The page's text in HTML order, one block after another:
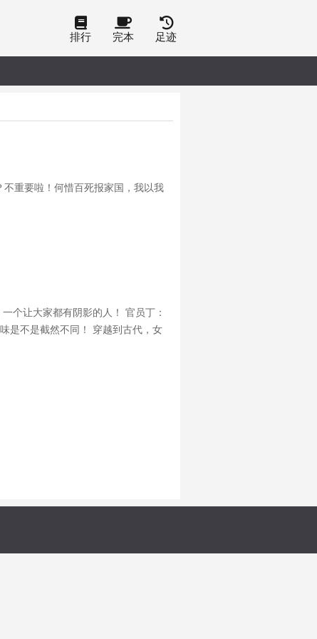
排行 完本 足迹
重要啦！何惜百死报家国，我以我
个让大家都有阴影的人！ 官员丁：
是不是截然不同！ 穿越到古代，女
格外严格。 只拿到秀才的程曦琢